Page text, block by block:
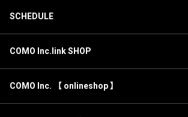
SCHEDULE
COMO Inc.link SHOP
COMO Inc. 【 onlineshop 】